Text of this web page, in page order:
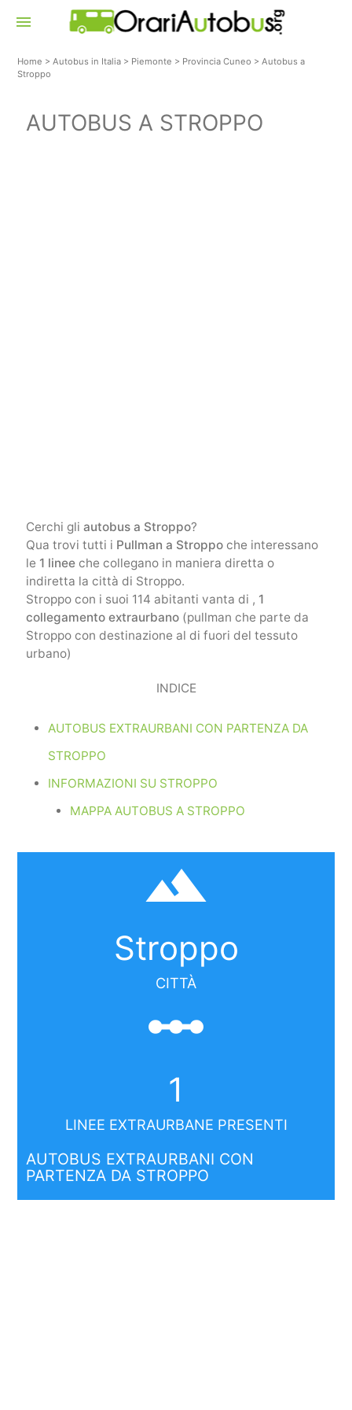
menu
Home >Autobus in Italia > Piemonte > Provincia Cuneo >Autobus a
Stroppo
AUTOBUS A STROPPO
Cerchi gli autobus a Stroppo?
Qua trovi tutti i Pullman a Stroppoche interessano
le 1 lineeche collegano in maniera diretta o
indiretta la città di Stroppo.
Stroppo con i suoi 114 abitanti vanta di , 1
collegamento extraurbano(pullman che parte da
Stroppo con destinazione al di fuori del tessuto
urbano)
INDICE
AUTOBUS EXTRAURBANI CON PARTENZA DA
STROPPO
INFORMAZIONI SU STROPPO
MAPPA AUTOBUS A STROPPO
filter_hdr
Stroppo
CITTÀ
linear_scale
1
LINEE EXTRAURBANE PRESENTI
AUTOBUS EXTRAURBANI CON
PARTENZA DA STROPPO